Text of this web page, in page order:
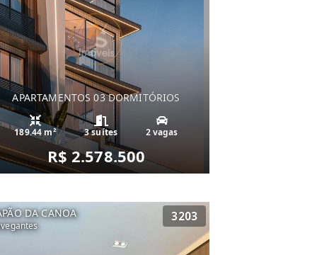
APARTAMENTOS 03 DORMITÓRIOS
189.44 m² 3 suítes 2 vagas
R$ 2.578.500
DA CANOA 3203